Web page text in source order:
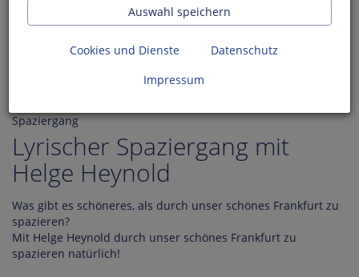
Auswahl speichern
Cookies und Dienste
Datenschutz
Impressum
September 2026
Spaziergang
Lyrischer Spaziergang mit
Helge Heynold
Was gibt es schöneres, als durch unser schönes Frankfurt zu
spazieren?
Mit Helge Heynold durch unser schönes Frankfurt zu
spazieren natürlich!